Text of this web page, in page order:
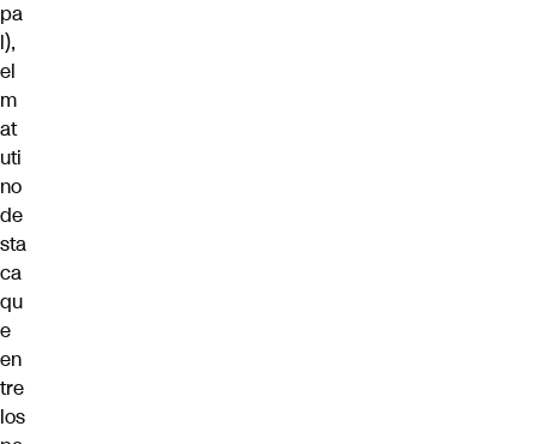
pa
l),
el
m
at
uti
no
de
sta
ca
qu
e
en
tre
los